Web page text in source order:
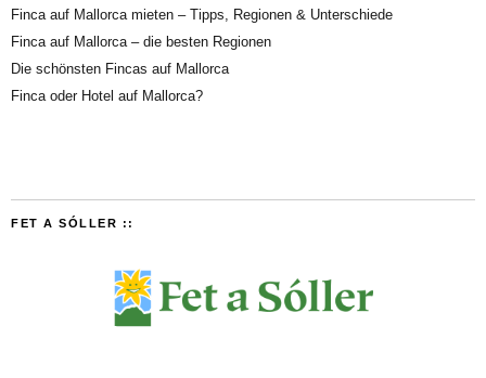
Finca auf Mallorca mieten – Tipps, Regionen & Unterschiede
Finca auf Mallorca – die besten Regionen
Die schönsten Fincas auf Mallorca
Finca oder Hotel auf Mallorca?
FET A SÓLLER ::